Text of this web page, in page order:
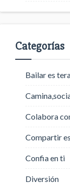
Categorías
Bailar es
Colabora
Compartir
Confia en ti
Diversión